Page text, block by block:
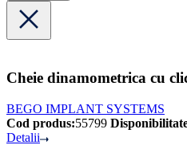
Cheie dinamometrica cu
BEGO IMPLANT SYSTEMS
Cod produs:55799
Detalii